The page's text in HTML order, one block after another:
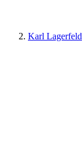
Karl Lagerfeld